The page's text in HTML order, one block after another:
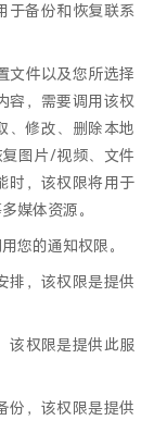
于备份和恢复联系
文件以及您所选择
容，需要调用该权
、修改、删除本地
图片/视频、文件
时，该权限将用于
媒体资源。
您的通知权限。
排，该权限是提供
该权限是提供此服
份，该权限是提供